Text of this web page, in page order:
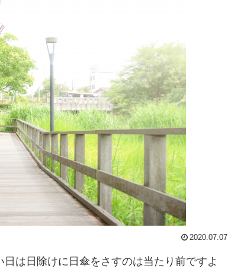
2020.07.07
は日除けに日傘をさすのは当たり前ですよ